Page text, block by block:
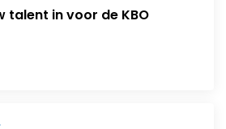
talent in voor de KBO